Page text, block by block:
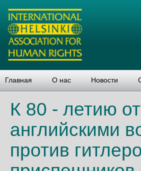
Главная О нас Новости
К 80 - летию
английскими
против